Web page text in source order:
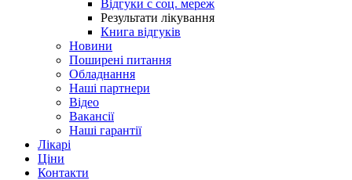
Відгуки с соц. мереж
Результати лікування
Книга відгуків
Новини
Поширені питання
Обладнання
Наші партнери
Відео
Вакансії
Наші гарантії
Лікарі
Ціни
Контакти